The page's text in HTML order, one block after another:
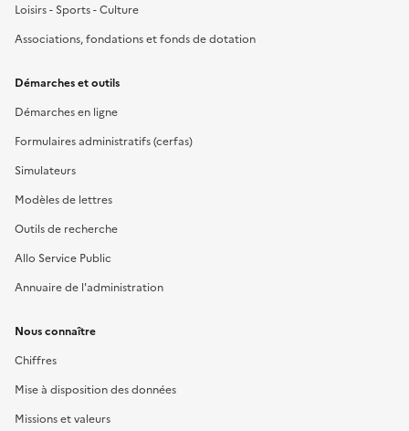
Loisirs - Sports - Culture
Associations, fondations et fonds de dotation
Démarches et outils
Démarches en ligne
Formulaires administratifs (cerfas)
Simulateurs
Modèles de lettres
Outils de recherche
Allo Service Public
Annuaire de l'administration
Nous connaître
Chiffres
Mise à disposition des données
Missions et valeurs